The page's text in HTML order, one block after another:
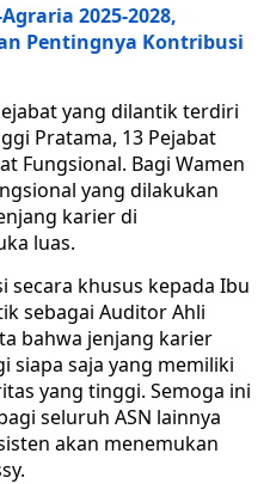
2025-2028,
Pentingnya Kontribusi
yang dilantik terdiri
Pratama, 13 Pejabat
Fungsional. Bagi Wamen
yang dilakukan
karier di
luas.
secara khusus kepada Ibu
sebagai Auditor Ahli
bahwa jenjang karier
siapa saja yang memiliki
yang tinggi. Semoga ini
seluruh ASN lainnya
akan menemukan